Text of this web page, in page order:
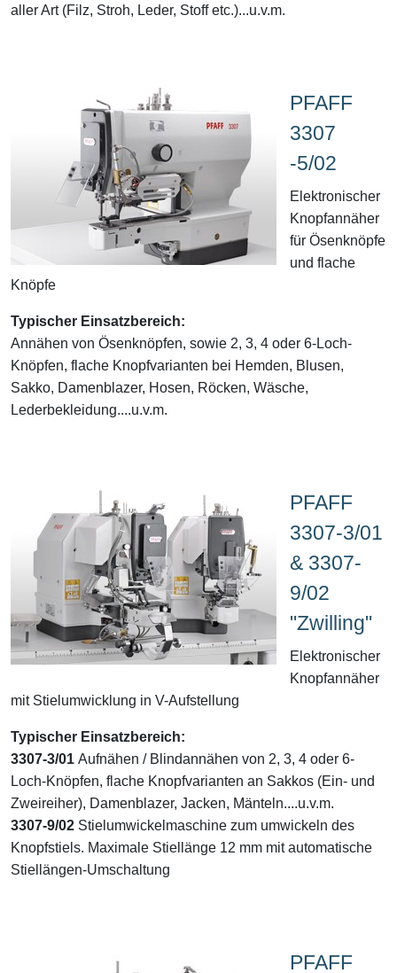
aller Art (Filz, Stroh, Leder, Stoff etc.)...u.v.m.
PFAFF
3307
-5/02
Elektronischer
Knopfannäher
für Ösenknöpfe
und flache
Knöpfe
Typischer Einsatzbereich:
Annähen von Ösenknöpfen, sowie 2, 3, 4 oder 6-Loch-
Knöpfen, flache Knopfvarianten bei Hemden, Blusen,
Sakko, Damenblazer, Hosen, Röcken, Wäsche,
Lederbekleidung....u.v.m.
PFAFF
3307-3/01
& 3307-
9/02
"Zwilling"
Elektronischer
Knopfannäher
mit Stielumwicklung in V-Aufstellung
Typischer Einsatzbereich:
3307-3/01 Aufnähen / Blindannähen von 2, 3, 4 oder 6-
Loch-Knöpfen, flache Knopfvarianten an Sakkos (Ein- und
Zweireiher), Damenblazer, Jacken, Mänteln....u.v.m.
3307-9/02 Stielumwickelmaschine zum umwickeln des
Knopfstiels. Maximale Stiellänge 12 mm mit automatische
Stiellängen-Umschaltung
PFAFF